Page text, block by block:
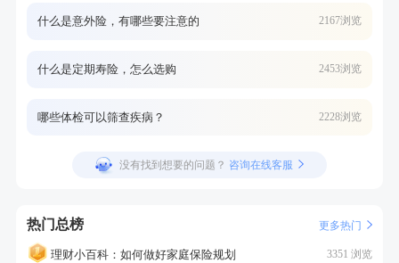
什么是意外险，有哪些要注意的 2167浏览
什么是定期寿险，怎么选购 2453浏览
哪些体检可以筛查疾病？ 2228浏览
没有找到想要的问题？ 咨询在线客服
热门总榜 更多热门
理财小百科：如何做好家庭保险规划 3351 浏览